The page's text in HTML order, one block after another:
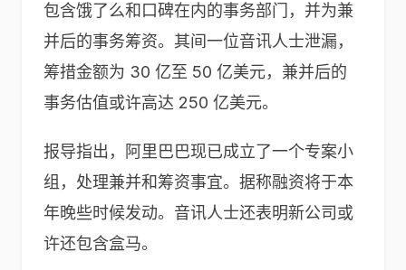
包含饿了么和口碑在内的事务部门，并为兼
并后的事务筹资。其间一位音讯人士泄漏，
筹措金额为 30 亿至 50 亿美元，兼并后的
事务估值或许高达 250 亿美元。
报导指出，阿里巴巴现已成立了一个专案小
组，处理兼并和筹资事宜。据称融资将于本
年晚些时候发动。音讯人士还表明新公司或
许还包含盒马。